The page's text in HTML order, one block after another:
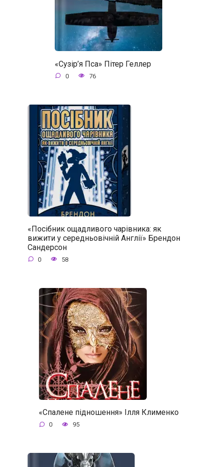
«Сузір’я Пса» Пітер Геллер
0 76
«Посібник ощадливого чарівника: як
вижити у середньовічній Англії» Брендон
Сандерсон
0 58
«Спалене підношення» Ілля Клименко
0 95